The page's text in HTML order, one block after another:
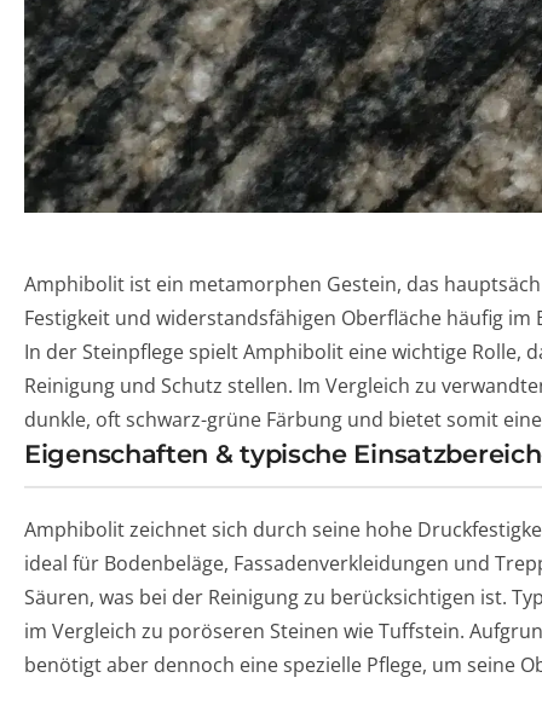
Amphibolit ist ein metamorphen Gestein, das
Festigkeit und widerstandsfähigen Oberfläche häufig
In der Steinpflege spielt Amphibolit eine wichtige
Reinigung und Schutz stellen. Im Vergleich zu
dunkle, oft schwarz-grüne Färbung und bietet somit
Eigenschaften & typische
Amphibolit zeichnet sich durch seine hohe
ideal für Bodenbeläge, Fassadenverkleidungen und
Säuren, was bei der Reinigung zu berücksichtigen ist.
im Vergleich zu poröseren Steinen wie Tuffstein.
benötigt aber dennoch eine spezielle Pflege, um seine